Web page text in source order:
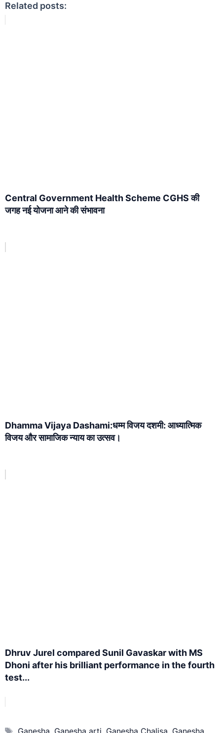
Related posts:
Central Government Health Scheme CGHS की
जगह नई योजना आने की संभावना
Dhamma Vijaya Dashami:धम्म विजय दशमी: आध्यात्मिक
विजय और सामाजिक न्याय का उत्सव।
Dhruv Jurel compared Sunil Gavaskar with MS
Dhoni after his brilliant performance in the fourth
test...
Tags